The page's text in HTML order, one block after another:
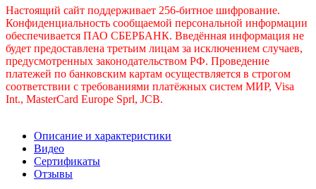
Настоящий сайт поддерживает 256-битное шифрование.
Конфиденциальность сообщаемой персональной информации
обеспечивается ПАО СБЕРБАНК. Введённая информация не
будет предоставлена третьим лицам за исключением случаев,
предусмотренных законодательством РФ. Проведение
платежей по банковским картам осуществляется в строгом
соответствии с требованиями платёжных систем МИР, Visa
Int., MasterCard Europe Sprl, JCB.
Описание и характеристики
Видео
Сертификаты
Отзывы